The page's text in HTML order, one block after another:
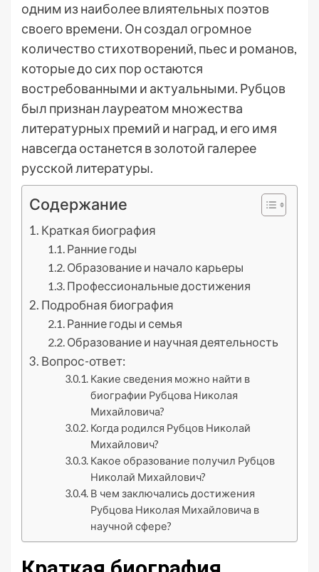
одним из наиболее влиятельных поэтов
своего времени. Он создал огромное
количество стихотворений, пьес и романов,
которые до сих пор остаются
востребованными и актуальными. Рубцов
был признан лауреатом множества
литературных премий и наград, и его имя
навсегда останется в золотой галерее
русской литературы.
Содержание
Краткая биография
Ранние годы
Образование и начало карьеры
Профессиональные достижения
Подробная биография
Ранние годы и семья
Образование и научная деятельность
Вопрос-ответ:
Какие сведения можно найти в
биографии Рубцова Николая
Михайловича?
Когда родился Рубцов Николай
Михайлович?
Какое образование получил Рубцов
Николай Михайлович?
В чем заключались достижения
Рубцова Николая Михайловича в
научной сфере?